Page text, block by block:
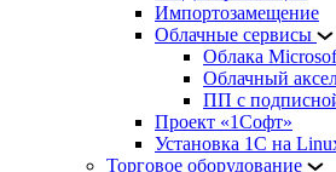
Импортозамещение
Облачные сервисы
Облака
Облачный
ПП с
Проект «1Софт»
Установка 1С на
Торговое оборудование